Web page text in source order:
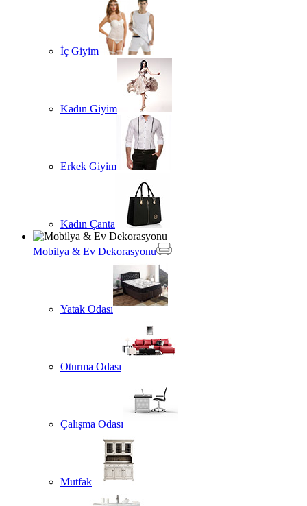
İç Giyim
Kadın Giyim
Erkek Giyim
Kadın Çanta
Mobilya & Ev Dekorasyonu
Yatak Odası
Oturma Odası
Çalışma Odası
Mutfak